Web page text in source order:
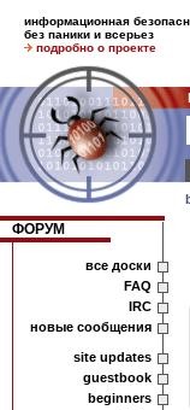
информационная
без паники и всерьез
подробно о проекте
ФОРУМ
все доски
FAQ
IRC
новые сообщения
site updates
guestbook
beginners